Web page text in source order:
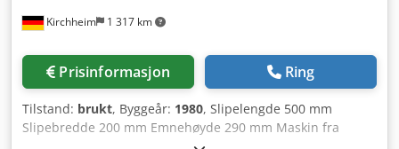
Kirchheim 1 317 km
Prisinformasjon Ring
Tilstand: brukt, Byggeår: 1980, Slipelengde 500 mm
Slipebredde 200 mm Emnehøyde 290 mm Maskin fra